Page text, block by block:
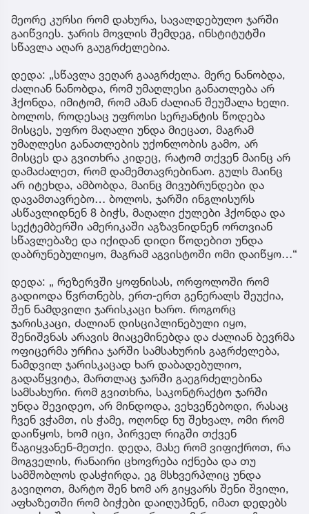
მეორე კურსი რომ დახურა, სავალდებულო ჯარში
გაიწვიეს. ჯარის მოვლის შემდეგ, ინსტიტუტში
სწავლა აღარ გაუგრძელებია.
დედა: „სწავლა ვეღარ გააგრძელა. მერე ნანობდა,
ძალიან ნანობდა, რომ უმაღლესი განათლება არ
ჰქონდა, იმიტომ, რომ ამან ძალიან შეუშალა ხელი.
ბოლოს, როდესაც უფროსი სერჟანტის წოდება
მისცეს, უფრო მაღალი უნდა მიეცათ, მაგრამ
უმაღლესი განათლების უქონლობის გამო, არ
მისცეს და გვითხრა კიდეც, რატომ თქვენ მაინც არ
დამაძალეთ, რომ დამემთავრებინაო. გულს მაინც
არ იტეხდა, ამბობდა, მაინც მივუბრუნდები და
დავამთავრებო… ბოლოს, ჯარში ინგლისურს
ასწავლიდნენ 8 ბიჭს, მაღალი ქულები ჰქონდა და
სექტემბერში ამერიკაში აგზავნიდნენ ორთვიან
სწავლებაზე და იქიდან დიდი წოდებით უნდა
დაბრუნებულიყო, მაგრამ აგვისტოში ომი დაიწყო…“
დედა: „ რეზერვში ყოფნისას, ორფოლოში რომ
გადიოდა წვრთნებს, ერთ-ერთ გენერალს შეუქია,
შენ ნამდვილი ჯარისკაცი ხარო. როგორც
ჯარისკაცი, ძალიან დისციპლინებული იყო,
შენიშვნას არავის მიაცემინებდა და ძალიან ბევრმა
ოფიცერმა ურჩია ჯარში სამსახურის გაგრძელება,
ნამდვილ ჯარისკაცად ხარ დაბადებულიო,
გადაწყვიტა, მართლაც ჯარში გაეგრძელებინა
სამსახური. რომ გვითხრა, საკონტრაქტო ჯარში
უნდა შევიდეო, არ მინდოდა, ვეხვეწებოდი, რასაც
ჩვენ ვჭამთ, ის ჭამე, ოღონდ ნუ შეხვალ, ომი რომ
დაიწყოს, ხომ იცი, პირველ რიგში თქვენ
წაგიყვანენ-მეთქი. დედა, მასე რომ ვიფიქროთ, რა
მოგველის, რანაირი ცხოვრება იქნება და თუ
სამშობლოს დასჭირდა, ეგ მსხვერპლიც უნდა
გავიღოთ, მარტო შენ ხომ არ გიყვარს შენი შვილი,
აფხაზეთში რომ ბიჭები დაიღუპნენ, იმათ დედებს